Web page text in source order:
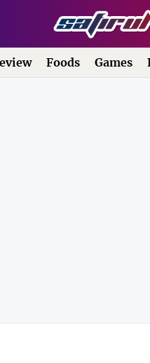
Foods Games